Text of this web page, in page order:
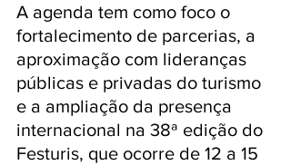
A agenda tem como foco o
fortalecimento de parcerias, a
aproximação com lideranças
públicas e privadas do turismo
e a ampliação da presença
internacional na 38ª edição do
Festuris, que ocorre de 12 a 15